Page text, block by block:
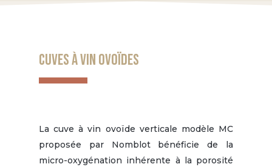
Cuves à vin ovoïdes
La cuve à vin ovoïde verticale modèle MC
proposée par Nomblot bénéficie de la
micro-oxygénation inhérente à la porosité